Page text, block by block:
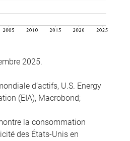
2025.
d’actifs, U.S. Energy
(EIA), Macrobond;
la consommation
des États-Unis en